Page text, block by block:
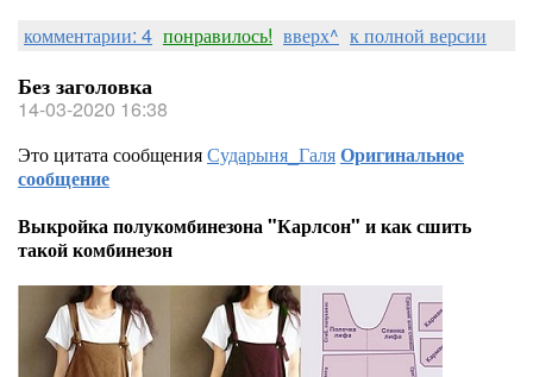
комментарии: 4 понравилось! вверх^ к полной версии
Без заголовка
14-03-2020 16:38
Это цитата сообщенияСударыня_ГаляОригинальное
сообщение
Выкройка полукомбинезона "Карлсон" и как сшить
такой комбинезон